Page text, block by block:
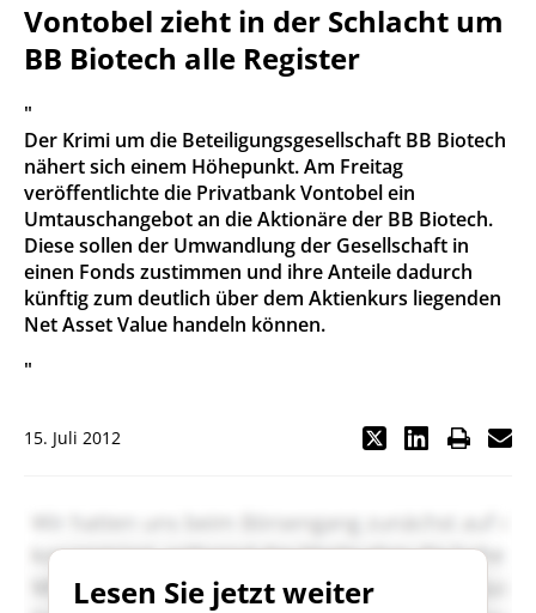
Vontobel zieht in der Schlacht um
BB Biotech alle Register
"
Der Krimi um die Beteiligungsgesellschaft BB Biotech
nähert sich einem Höhepunkt. Am Freitag
veröffentlichte die Privatbank Vontobel ein
Umtauschangebot an die Aktionäre der BB Biotech.
Diese sollen der Umwandlung der Gesellschaft in
einen Fonds zustimmen und ihre Anteile dadurch
künftig zum deutlich über dem Aktienkurs liegenden
Net Asset Value handeln können.
"
15. Juli 2012
Lesen Sie jetzt weiter